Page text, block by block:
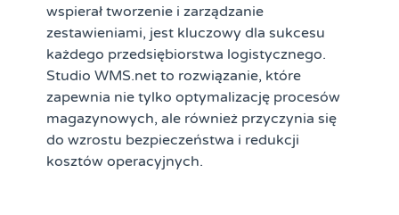
wspierał tworzenie i zarządzanie
zestawieniami, jest kluczowy dla sukcesu
każdego przedsiębiorstwa logistycznego.
Studio WMS.net to rozwiązanie, które
zapewnia nie tylko optymalizację procesów
magazynowych, ale również przyczynia się
do wzrostu bezpieczeństwa i redukcji
kosztów operacyjnych.